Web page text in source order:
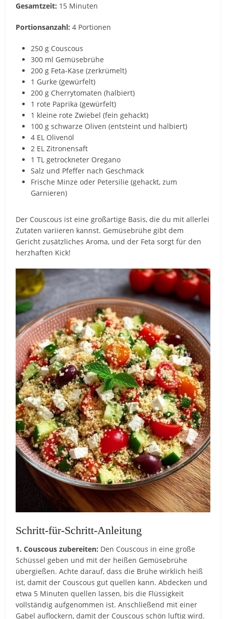
Gesamtzeit: 15 Minuten
Portionsanzahl: 4 Portionen
250 g Couscous
300 ml Gemüsebrühe
200 g Feta-Käse (zerkrümelt)
1 Gurke (gewürfelt)
200 g Cherrytomaten (halbiert)
1 rote Paprika (gewürfelt)
1 kleine rote Zwiebel (fein gehackt)
100 g schwarze Oliven (entsteint und halbiert)
4 EL Olivenöl
2 EL Zitronensaft
1 TL getrockneter Oregano
Salz und Pfeffer nach Geschmack
Frische Minze oder Petersilie (gehackt, zum
Garnieren)
Der Couscous ist eine großartige Basis, die du mit allerlei
Zutaten variieren kannst. Gemüsebrühe gibt dem
Gericht zusätzliches Aroma, und der Feta sorgt für den
herzhaften Kick!
Schritt-für-Schritt-Anleitung
1. Couscous zubereiten: Den Couscous in eine große
Schüssel geben und mit der heißen Gemüsebrühe
übergießen. Achte darauf, dass die Brühe wirklich heiß
ist, damit der Couscous gut quellen kann. Abdecken und
etwa 5 Minuten quellen lassen, bis die Flüssigkeit
vollständig aufgenommen ist. Anschließend mit einer
Gabel auflockern, damit der Couscous schön luftig wird.